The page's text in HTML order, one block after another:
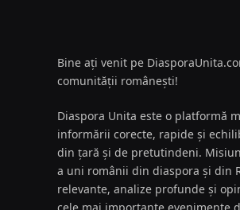
Bine ați venit pe
comunității românești!
Diaspora Unita este o platformă
informării corecte, rapide și
din țară și de pretutindeni.
a uni românii din diaspora și din
relevante, analize profunde și